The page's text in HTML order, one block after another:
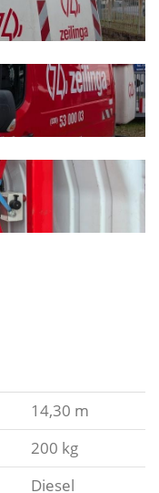
14,30 m
200 kg
Diesel